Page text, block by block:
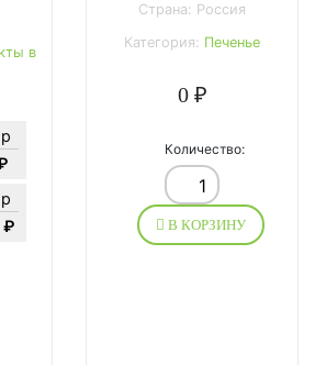
в
₽
Страна: Россия
Категория: Печенье
0 ₽
Количество:
В КОРЗИНУ